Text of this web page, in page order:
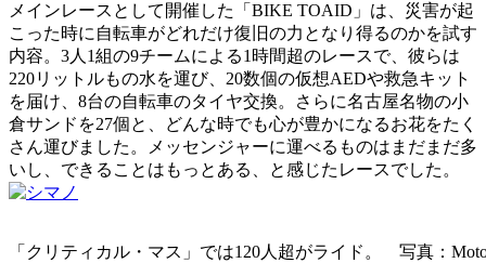
メインレースとして開催した「BIKE TOAID」は、災害が起
こった時に自転車がどれだけ復旧の力となり得るのかを試す
内容。3人1組の9チームによる1時間超のレースで、彼らは
220リットルもの水を運び、20数個の仮想AEDや救急キット
を届け、8台の自転車のタイヤ交換。さらに名古屋名物の小
倉サンドを27個と、どんな時でも心が豊かになるお花をたく
さん運びました。メッセンジャーに運べるものはまだまだ多
いし、できることはもっとある、と感じたレースでした。
「クリティカル・マス」では120人超がライド。 写真：